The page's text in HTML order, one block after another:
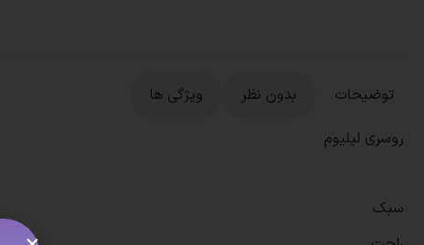
توضیحات بدون نظر
ویژگی ها
روسری لیلیوم
سبک